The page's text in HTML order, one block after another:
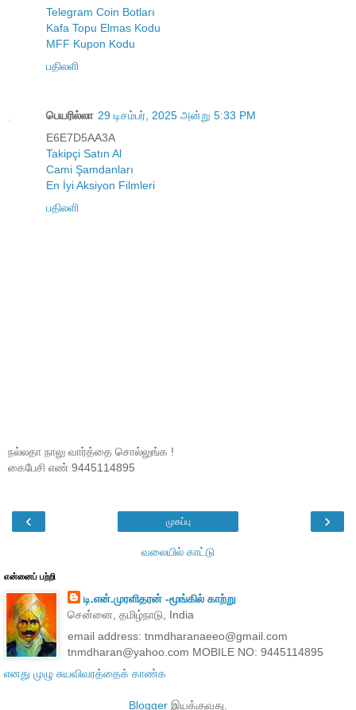
Telegram Coin Botları
Kafa Topu Elmas Kodu
MFF Kupon Kodu
பதிலளி
பெயரில்லா 29 டிசம்பர், 2025 அன்று 5:33 PM
E6E7D5AA3A
Takipçi Satın Al
Cami Şamdanları
En İyi Aksiyon Filmleri
பதிலளி
நல்லதா நாலு வார்த்தை சொல்லுங்க !
கைபேசி எண் 9445114895
‹ ›
முகப்பு
வலையில் காட்டு
என்னைப் பற்றி
டி.என்.முரளிதரன் -மூங்கில் காற்று
சென்னை, தமிழ்நாடு, India
email address: tnmdharanaeeo@gmail.com
tnmdharan@yahoo.com MOBILE NO: 9445114895
எனது முழு சுயவிவரத்தைக் காண்க
Blogger இயக்குவது.